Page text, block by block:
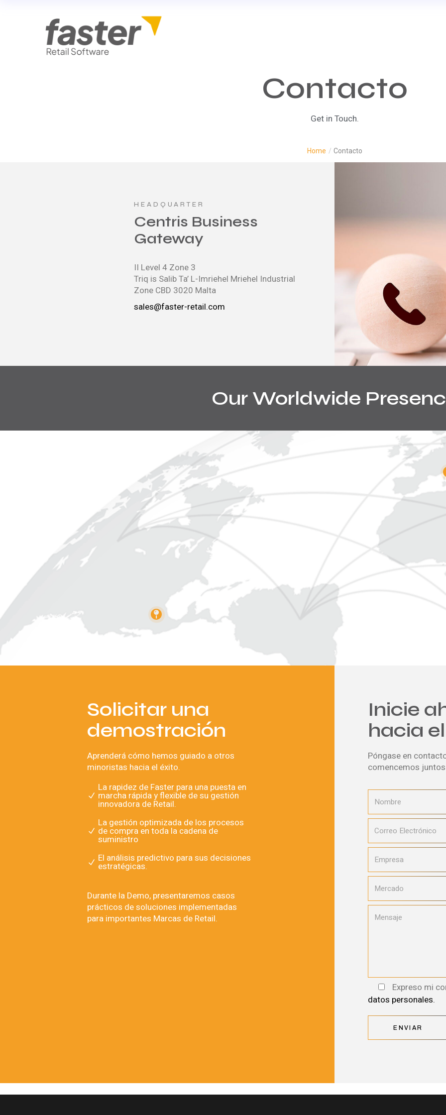
Contacto
Get in Touch.
Home / Contacto
HEADQUARTER
Centris Business
Gateway
II Level 4 Zone 3
Triq is Salib Ta’ L-Imriehel Mriehel Industrial
Zone CBD 3020 Malta
sales@faster-retail.com
Our Worldwide
Solicitar una
demostración
Aprenderá cómo hemos guiado a otros
minoristas hacia el éxito.
La rapidez de Faster para una puesta en
marcha rápida y flexible de su gestión
innovadora de Retail.
La gestión optimizada de los procesos
de compra en toda la cadena de
suministro
El análisis predictivo para sus decisiones
estratégicas.
Durante la Demo, presentaremos casos
prácticos de soluciones implementadas
para importantes Marcas de Retail.
Inicie
hacia
Póngase en
comencemos
Expreso mi
datos personales.
ENVIAR